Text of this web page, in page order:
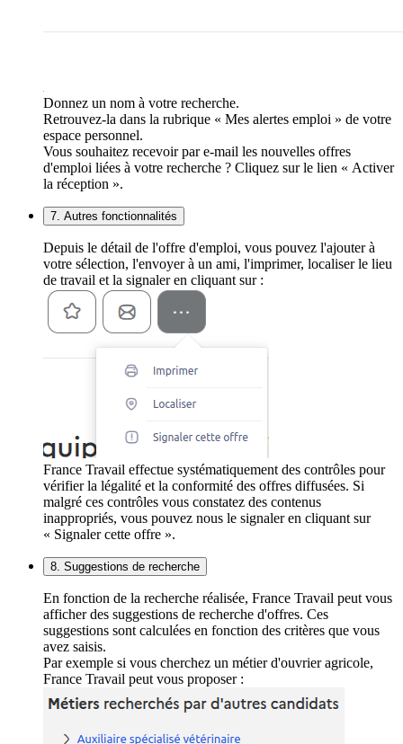
Donnez un nom à votre recherche.
Retrouvez-la dans la rubrique « Mes alertes emploi » de votre
espace personnel.
Vous souhaitez recevoir par e-mail les nouvelles offres
d'emploi liées à votre recherche ? Cliquez sur le lien « Activer
la réception ».
7. Autres fonctionnalités
Depuis le détail de l'offre d'emploi, vous pouvez l'ajouter à
votre sélection, l'envoyer à un ami, l'imprimer, localiser le lieu
de travail et la signaler en cliquant sur :
France Travail effectue systématiquement des contrôles pour
vérifier la légalité et la conformité des offres diffusées. Si
malgré ces contrôles vous constatez des contenus
inappropriés, vous pouvez nous le signaler en cliquant sur
« Signaler cette offre ».
8. Suggestions de recherche
En fonction de la recherche réalisée, France Travail peut vous
afficher des suggestions de recherche d'offres. Ces
suggestions sont calculées en fonction des critères que vous
avez saisis.
Par exemple si vous cherchez un métier d'ouvrier agricole,
France Travail peut vous proposer :